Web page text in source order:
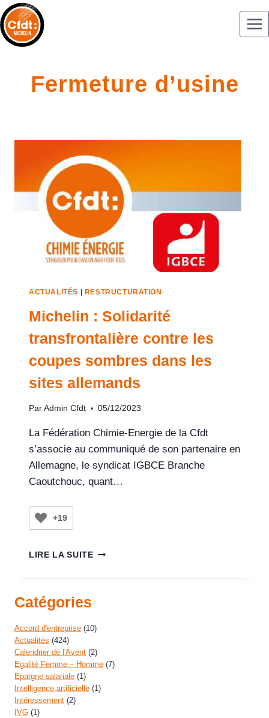
Fermeture d’usine
ACTUALITÉS | RESTRUCTURATION
Michelin : Solidarité
transfrontalière contre les
coupes sombres dans les
sites allemands
Par Admin Cfdt 05/12/2023
La Fédération Chimie-Energie de la Cfdt
s’associe au communiqué de son partenaire en
Allemagne, le syndicat IGBCE Branche
Caoutchouc, quant…
+19
LIRE LA SUITE
Catégories
Accord d'entreprise (10)
Actualités (424)
Calendrier de l'Avent (2)
Egalité Femme – Homme (7)
Epargne salariale (1)
Intelligence artificielle (1)
Intéressement (2)
IVG (1)